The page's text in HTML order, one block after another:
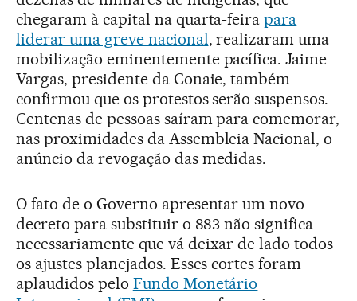
chegaram à capital na quarta-feirapara
liderar uma greve nacional, realizaram uma
mobilização eminentemente pacífica. Jaime
Vargas, presidente da Conaie, também
confirmou que os protestos serão suspensos.
Centenas de pessoas saíram para comemorar,
nas proximidades da Assembleia Nacional, o
anúncio da revogação das medidas.
O fato de o Governo apresentar um novo
decreto para substituir o 883 não significa
necessariamente que vá deixar de lado todos
os ajustes planejados. Esses cortes foram
aplaudidos pelo Fundo Monetário